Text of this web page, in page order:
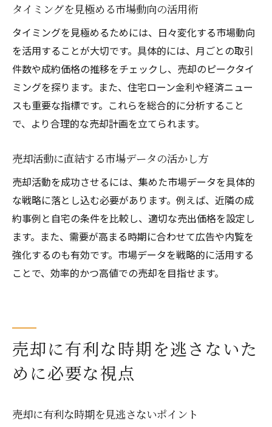
タイミングを見極める市場動向の活用術
タイミングを見極めるためには、日々変化する市場動向
を活用することが大切です。具体的には、月ごとの取引
件数や成約価格の推移をチェックし、売却のピークタイ
ミングを探ります。また、住宅ローン金利や経済ニュー
スも重要な指標です。これらを総合的に分析すること
で、より合理的な売却計画を立てられます。
売却活動に直結する市場データの活かし方
売却活動を成功させるには、集めた市場データを具体的
な戦略に落とし込む必要があります。例えば、近隣の成
約事例と自宅の条件を比較し、適切な売出価格を設定し
ます。また、需要が高まる時期に合わせて広告や内覧を
強化するのも有効です。市場データを戦略的に活用する
ことで、効率的かつ高値での売却を目指せます。
売却に有利な時期を逃さないた
めに必要な視点
売却に有利な時期を見逃さないポイント